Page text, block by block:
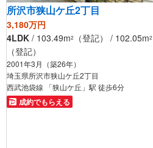
所沢市狭山ケ丘2丁目
3,180万円
4LDK / 103.49m2 （登記） / 102.05m2
（登記）
2001年3月（築26年）
埼玉県所沢市狭山ケ丘2丁目
西武池袋線 「狭山ケ丘」駅 徒歩6分
成約でもらえる